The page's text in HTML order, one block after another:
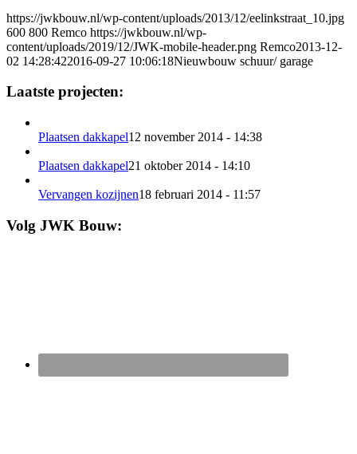
https://jwkbouw.nl/wp-content/uploads/2013/12/eelinkstraat_10.jpg
600 800 Remco https://jwkbouw.nl/wp-
content/uploads/2019/12/JWK-mobile-header.png Remco2013-12-
02 14:28:422016-09-27 10:06:18Nieuwbouw schuur/ garage
Laatste projecten:
Plaatsen dakkapel12 november 2014 - 14:38
Plaatsen dakkapel21 oktober 2014 - 14:10
Vervangen kozijnen18 februari 2014 - 11:57
Volg JWK Bouw: